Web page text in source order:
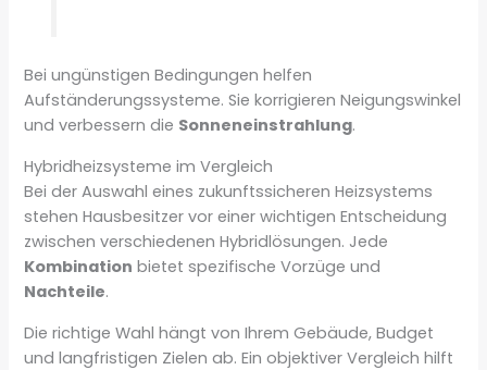
Bei ungünstigen Bedingungen helfen
Aufständerungssysteme. Sie korrigieren Neigungswinkel
und verbessern die Sonneneinstrahlung.
Hybridheizsysteme im Vergleich
Bei der Auswahl eines zukunftssicheren Heizsystems
stehen Hausbesitzer vor einer wichtigen Entscheidung
zwischen verschiedenen Hybridlösungen. Jede
Kombination bietet spezifische Vorzüge und
Nachteile.
Die richtige Wahl hängt von Ihrem Gebäude, Budget
und langfristigen Zielen ab. Ein objektiver Vergleich hilft